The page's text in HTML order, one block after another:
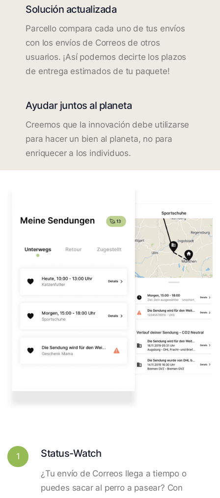
Solución actualizada
Parcello compara cada uno de tus envíos
con los envíos de Correos de otros
usuarios. ¡Así podemos decirte los plazos
de entrega estimados de tu paquete!
Ayudar juntos al planeta
Creemos que la innovación debe utilizarse
para hacer un bien al planeta, no para
enriquecer a los individuos.
1 Status-Watch
¿Tu envío de Correos llega a tiempo o
puedes sacar al perro a pasear? Con